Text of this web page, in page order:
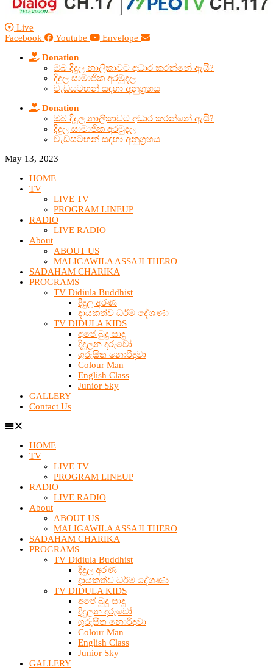
Live
Facebook
Youtube Envelope
Donation
ඔබ දිදුල නාලිකාවට අධාර කරන්නේ ඇයි?
දිදුල සාමාජික අරමුදල
වැඩසටහන් සඳහා අනුග්‍රහය
Donation
ඔබ දිදුල නාලිකාවට අධාර කරන්නේ ඇයි?
දිදුල සාමාජික අරමුදල
වැඩසටහන් සඳහා අනුග්‍රහය
May 13, 2023
HOME
TV
LIVE TV
PROGRAM LINEUP
RADIO
LIVE RADIO
About
ABOUT US
MALIGAWILA ASSAJI THERO
SADAHAM CHARIKA
PROGRAMS
TV Didiula Buddhist
දිදුල අරණ
දායකත්ව ධර්ම දේශණා
TV DIDULA KIDS
අපේ බුදු සාදු
දිදුලන දරුවෝ
ගුරුසිත නොරිදවා
Colour Man
English Class
Junior Sky
GALLERY
Contact Us
HOME
TV
LIVE TV
PROGRAM LINEUP
RADIO
LIVE RADIO
About
ABOUT US
MALIGAWILA ASSAJI THERO
SADAHAM CHARIKA
PROGRAMS
TV Didiula Buddhist
දිදුල අරණ
දායකත්ව ධර්ම දේශණා
TV DIDULA KIDS
අපේ බුදු සාදු
දිදුලන දරුවෝ
ගුරුසිත නොරිදවා
Colour Man
English Class
Junior Sky
GALLERY